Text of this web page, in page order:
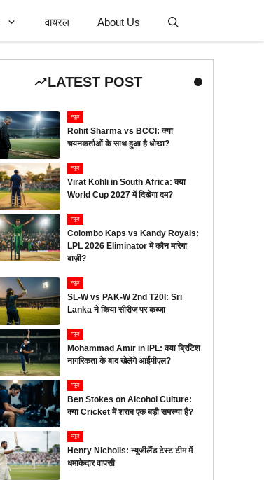
वायरल About Us
LATEST POST
न्यूज
Rohit Sharma vs BCCI: क्या
चयनकर्ताओं के साथ हुआ है धोखा?
न्यूज
Virat Kohli in South Africa: क्या
World Cup 2027 में दिखेगा दम?
न्यूज
Colombo Kaps vs Kandy Royals:
LPL 2026 Eliminator में कौन मारेगा
बाज़ी?
न्यूज
SL-W vs PAK-W 2nd T20I: Sri
Lanka ने किया सीरीज पर कब्जा
न्यूज
Mohammad Amir in IPL: क्या ब्रिटिश
नागरिकता के बाद खेलेंगे आईपीएल?
न्यूज
Ben Stokes on Alcohol Culture:
क्या Cricket में शराब एक बड़ी समस्या है?
न्यूज
Henry Nicholls: न्यूजीलैंड टेस्ट टीम में
धमाकेदार वापसी